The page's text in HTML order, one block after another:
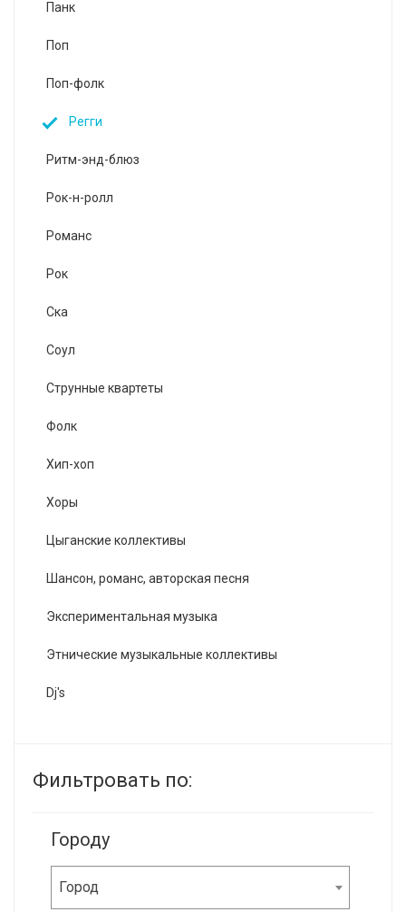
Панк
Поп
Поп-фолк
Регги
Ритм-энд-блюз
Рок-н-ролл
Романс
Рок
Ска
Соул
Струнные квартеты
Фолк
Хип-хоп
Хоры
Цыганские коллективы
Шансон, романс, авторская песня
Экспериментальная музыка
Этнические музыкальные коллективы
Dj's
Фильтровать по:
Городу
Город